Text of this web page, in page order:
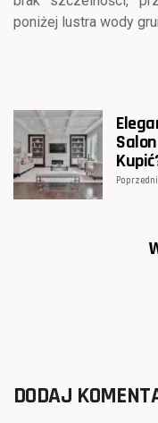
poniżej lustra wody
DODAJ